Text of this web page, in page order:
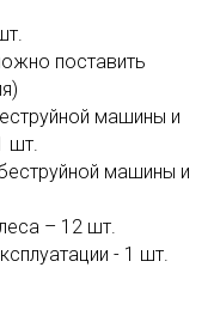
поставить
машины и
шт.
машины и
– 12 шт.
- 1 шт.